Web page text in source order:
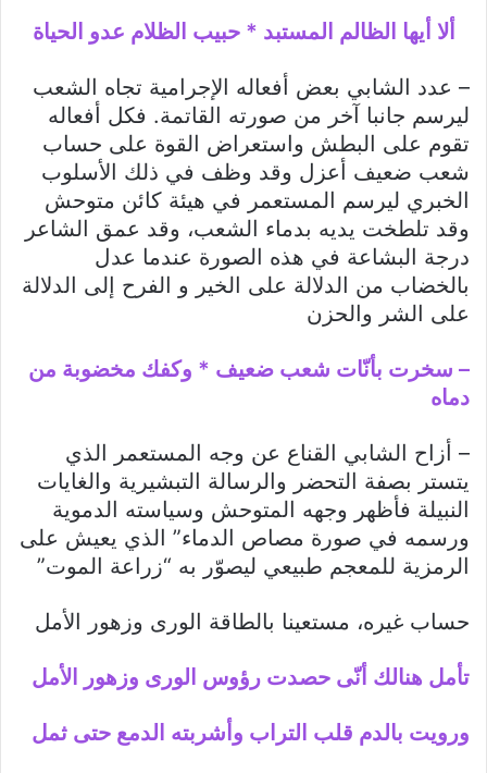
ألا أيها الظالم المستبد * حبيب الظلام عدو الحياة
– عدد الشابي بعض أفعاله الإجرامية تجاه الشعب
ليرسم جانبا آخر من صورته القاتمة. فكل أفعاله
تقوم على البطش واستعراض القوة على حساب
شعب ضعيف أعزل وقد وظف في ذلك الأسلوب
الخبري ليرسم المستعمر في هيئة كائن متوحش
وقد تلطخت يديه بدماء الشعب، وقد عمق الشاعر
درجة البشاعة في هذه الصورة عندما عدل
بالخضاب من الدلالة على الخير و الفرح إلى الدلالة
على الشر والحزن
– سخرت بأنّات شعب ضعيف * وكفك مخضوبة من
دماه
– أزاح الشابي القناع عن وجه المستعمر الذي
يتستر بصفة التحضر والرسالة التبشيرية والغايات
النبيلة فأظهر وجهه المتوحش وسياسته الدموية
ورسمه في صورة مصاص الدماء” الذي يعيش على
الرمزية للمعجم طبيعي ليصوّر به “زراعة الموت”
حساب غيره، مستعينا بالطاقة الورى وزهور الأمل
تأمل هنالك أنّى حصدت رؤوس الورى وزهور الأمل
ورويت بالدم قلب التراب وأشربته الدمع حتى ثمل